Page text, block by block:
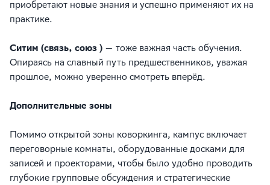
приобретают новые знания и успешно применяют их на
практике.
Ситим (связь, союз ) — тоже важная часть обучения.
Опираясь на славный путь предшественников, уважая
прошлое, можно уверенно смотреть вперёд.
Дополнительные зоны
Помимо открытой зоны коворкинга, кампус включает
переговорные комнаты, оборудованные досками для
записей и проекторами, чтобы было удобно проводить
глубокие групповые обсуждения и стратегические